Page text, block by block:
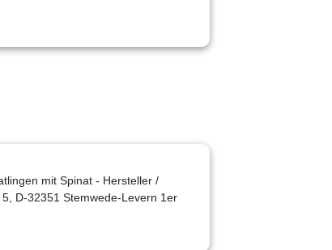
mit Spinat - Hersteller /
D-32351 Stemwede-Levern 1er